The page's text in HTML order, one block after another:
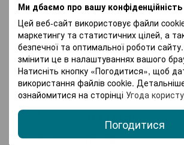
Ми дбаємо про вашу конфіденційність
Цей веб-сайт використовує файли
маркетингу та статистичних цілей, а
безпечної та оптимальної роботи
змінити це в налаштуваннях вашого
Натисніть кнопку «Погодитися», щоб
використання файлів cookie.
ознайомитися на сторінці Угода
Погодитися
Підлокітники
З підлокітниками
Регулювання
Висота сидіння, Кут
Висота
підлокітників
31 см
Висота
117 – 127 см
Розміри
сидіння (ШхГ)
49 х 48,5 см
Розміри спинки
Механізми
Газ-ліфт